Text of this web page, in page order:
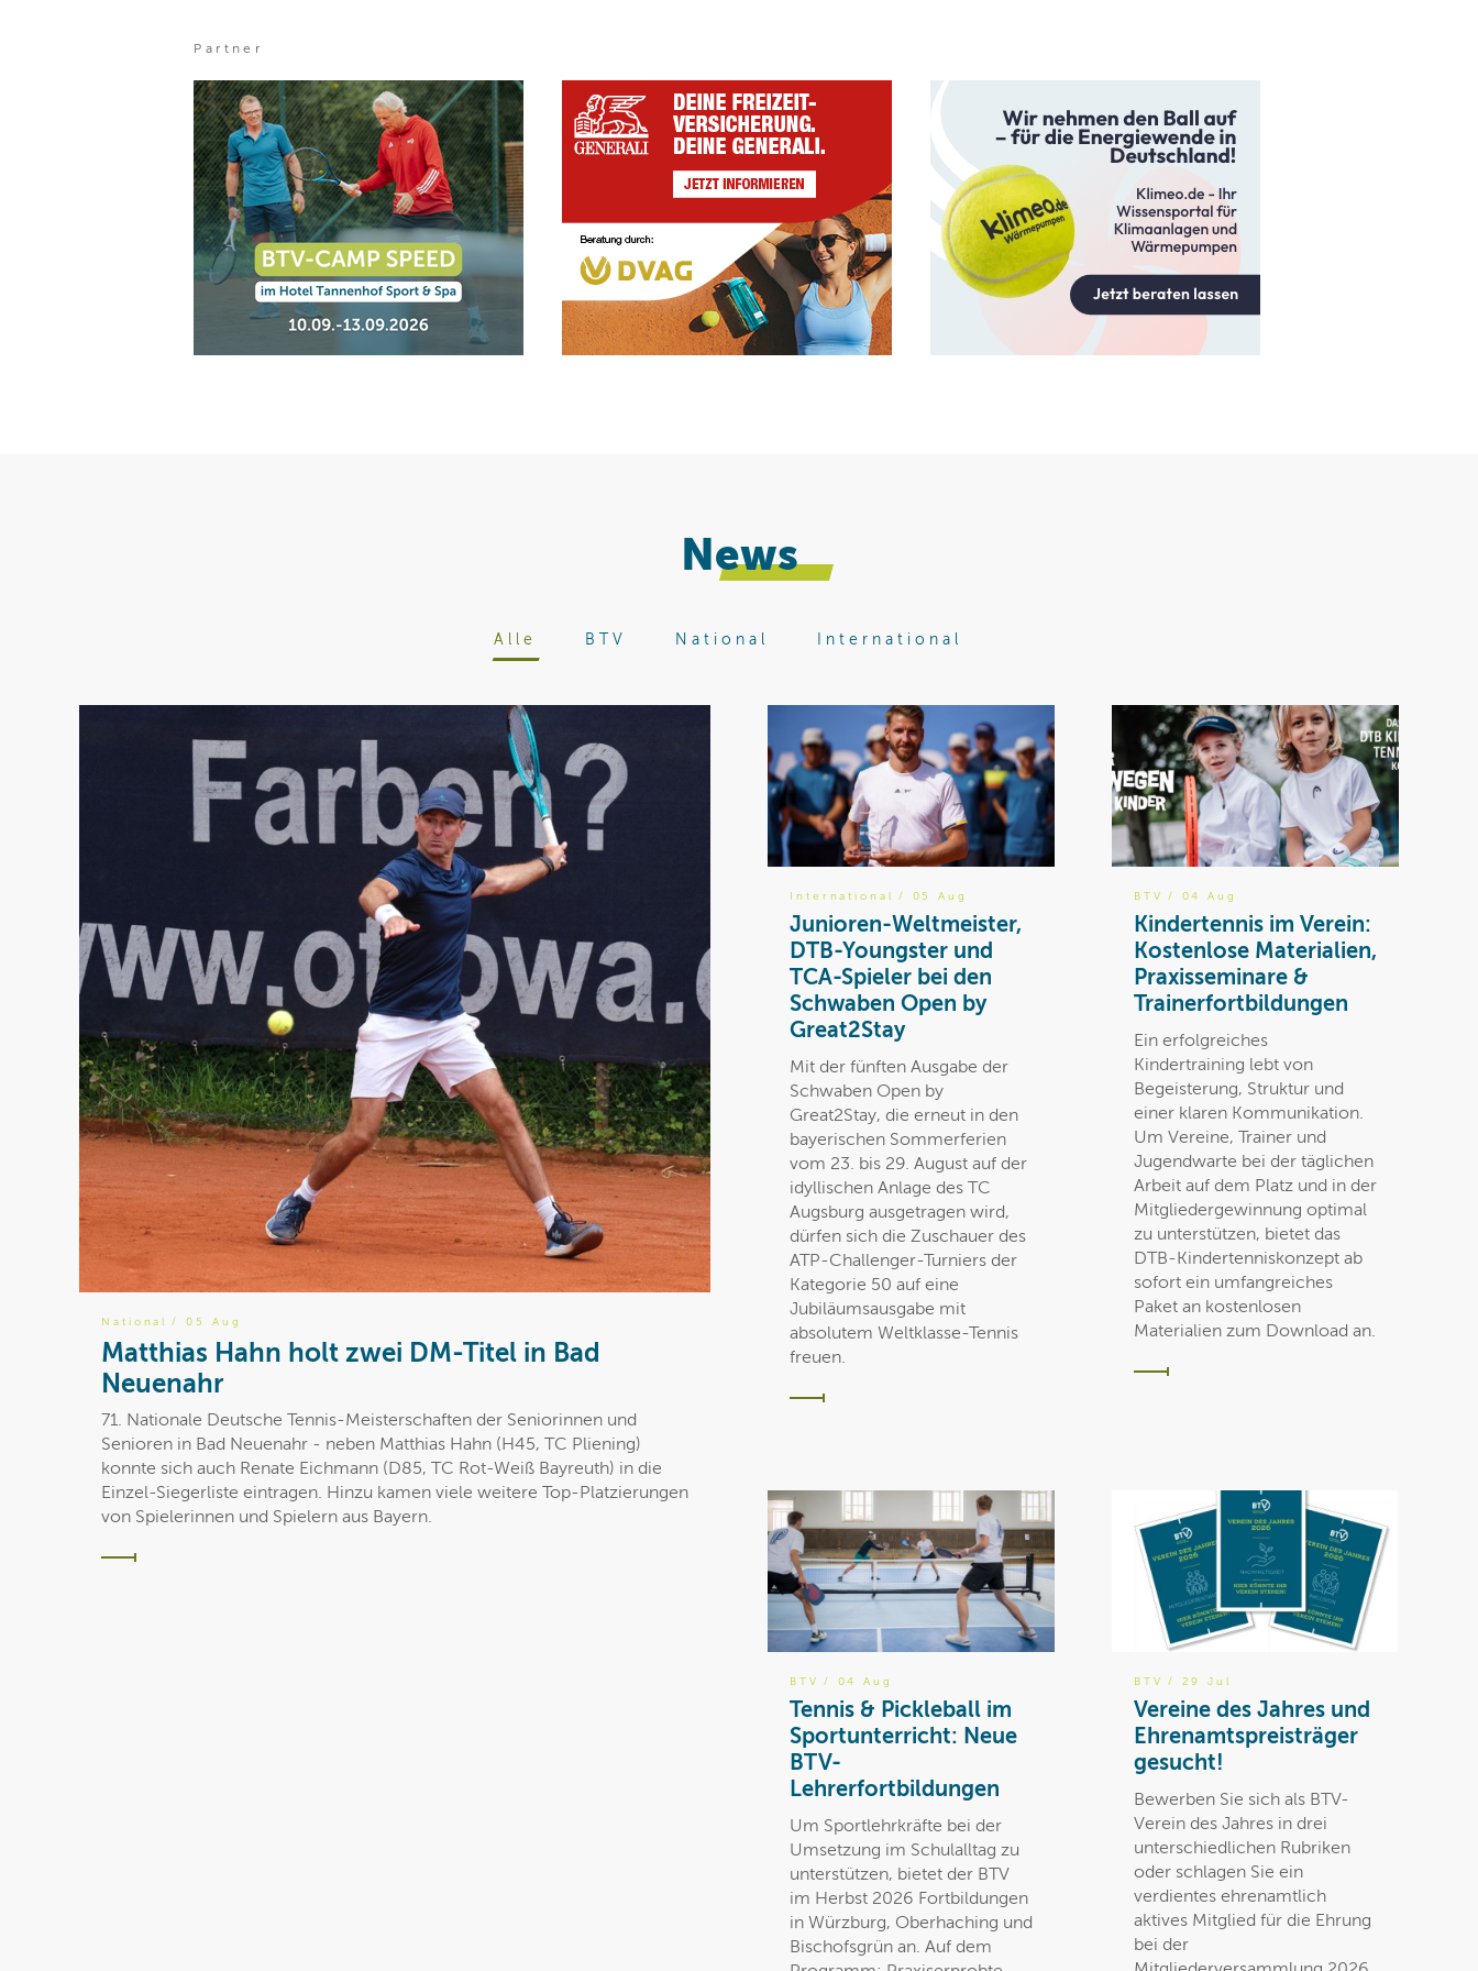
Partner
News
Alle BTV National International
National / 05 Aug
Matthias Hahn holt zwei DM-Titel in Bad
Neuenahr
71. Nationale Deutsche Tennis-Meisterschaften der Seniorinnen und
Senioren in Bad Neuenahr - neben Matthias Hahn (H45, TC Pliening)
konnte sich auch Renate Eichmann (D85, TC Rot-Weiß Bayreuth) in die
Einzel-Siegerliste eintragen. Hinzu kamen viele weitere Top-Platzierungen
von Spielerinnen und Spielern aus Bayern.
International / 05 Aug
Junioren-Weltmeister,
DTB-Youngster und
TCA-Spieler bei den
Schwaben Open by
Great2Stay
Mit der fünften Ausgabe der
Schwaben Open by
Great2Stay, die erneut in den
bayerischen Sommerferien
vom 23. bis 29. August auf der
idyllischen Anlage des TC
Augsburg ausgetragen wird,
dürfen sich die Zuschauer des
ATP-Challenger-Turniers der
Kategorie 50 auf eine
Jubiläumsausgabe mit
absolutem Weltklasse-Tennis
freuen.
BTV / 04 Aug
Kindertennis im Verein:
Kostenlose Materialien,
Praxisseminare &
Trainerfortbildungen
Ein erfolgreiches
Kindertraining lebt von
Begeisterung, Struktur und
einer klaren Kommunikation.
Um Vereine, Trainer und
Jugendwarte bei der täglichen
Arbeit auf dem Platz und in der
Mitgliedergewinnung optimal
zu unterstützen, bietet das
DTB-Kindertenniskonzept ab
sofort ein umfangreiches
Paket an kostenlosen
Materialien zum Download an.
BTV / 04 Aug
Tennis & Pickleball im
Sportunterricht: Neue
BTV-
Lehrerfortbildungen
Um Sportlehrkräfte bei der
Umsetzung im Schulalltag zu
unterstützen, bietet der BTV
im Herbst 2026 Fortbildungen
in Würzburg, Oberhaching und
Bischofsgrün an. Auf dem
BTV / 29 Jul
Vereine des Jahres und
Ehrenamtspreisträger
gesucht!
Bewerben Sie sich als BTV-
Verein des Jahres in drei
unterschiedlichen Rubriken
oder schlagen Sie ein
verdientes ehrenamtlich
aktives Mitglied für die Ehrung
bei der